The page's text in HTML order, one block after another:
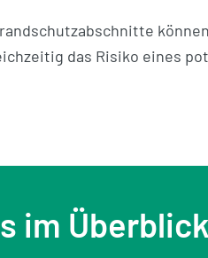
das Risiko eines
im